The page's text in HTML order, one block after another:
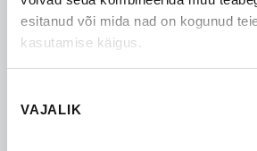
esitanud või mida nad on kogunud
kasutamise käigus.
valik
VAJALIK
Klaasist saunauks talub
veepritsmeid ja temperatuuri
sellist tüüpi saunauks võitnud